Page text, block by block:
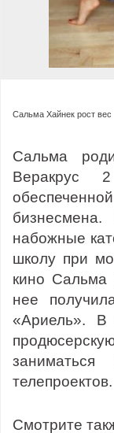
Сальма Хайнек рост вес
Сальма
Веракрус
набожные
школу при
кино Сальма
нее
«Ариель». В
телепроектов.
Смотрите